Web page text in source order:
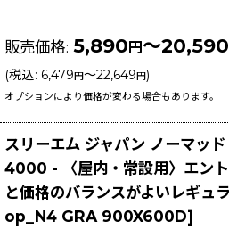
販売価格: 5,890 円 ～20,590
(税込: 6,479 円～22,649 円)
オプションにより価格が変わる場合もあります。
スリーエム ジャパン ノーマッ
4000 - 〈屋内・常設用〉エン
と価格のバランスがよいレギュ
op_N4 GRA 900X600D]